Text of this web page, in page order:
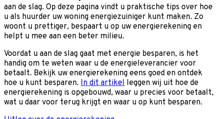
aan de slag. Op deze pagina vindt u praktische tips over hoe
u als huurder uw woning energiezuiniger kunt maken. Zo
woont u prettiger, bespaart u op uw energierekening en
helpt u mee aan een beter milieu.
Voordat u aan de slag gaat met energie besparen, is het
handig om te weten waar u de energieleverancier voor
betaalt. Bekijk uw energierekening eens goed en ontdek
hoe u kunt besparen. In dit artikel leggen wij uit hoe de
energierekening is opgebouwd, waar u precies voor betaalt,
wat u daar voor terug krijgt en waar u op kunt besparen.